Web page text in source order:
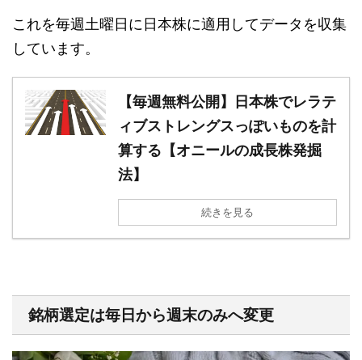
これを毎週土曜日に日本株に適用してデータを収集
しています。
【毎週無料公開】日本株でレラテ
ィブストレングスっぽいものを計
算する【オニールの成長株発掘
法】
続きを見る
銘柄選定は毎日から週末のみへ変更